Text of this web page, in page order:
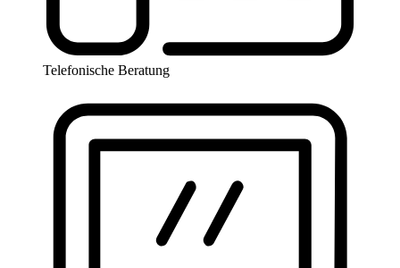
Telefonische Beratung